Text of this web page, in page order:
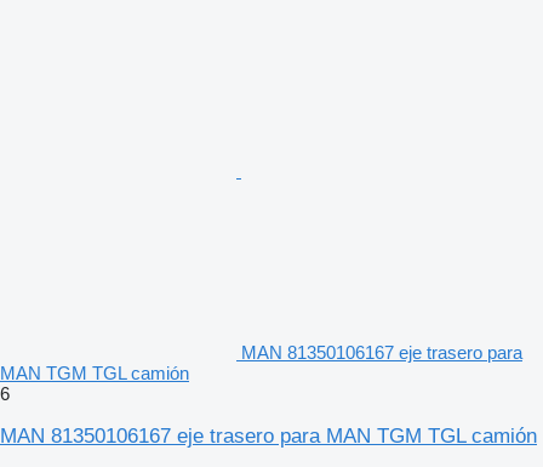
MAN 81350106167 eje trasero para
MAN TGM TGL camión
6
MAN 81350106167 eje trasero para MAN TGM TGL camión